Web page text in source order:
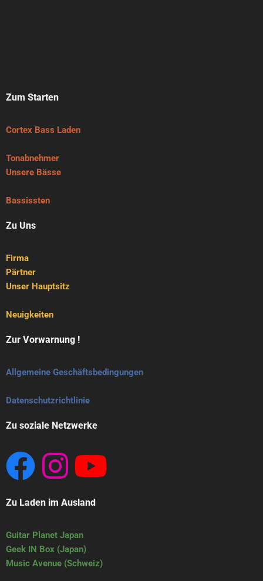
Zum Starten
Cortex Bass Laden
Tonabnehmer
Unsere Bässe
Bassissten
Zu Uns
Firma
Pärtner
Unser Hauptsitz
Neuigkeiten
Zur Vorwarnung !
Allgemeine Geschäftsbedingungen
Datenschutzrichtlinie
Zu soziale Netzwerke
Zu Laden im Ausland
Guitar Planet Japan
Geek IN Box (Japan)
Music Avenue (Schweiz)